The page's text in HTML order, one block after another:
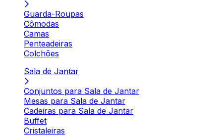
Guarda-Roupas
Cômodas
Camas
Penteadeiras
Colchões
Sala de Jantar
Conjuntos para Sala de Jantar
Mesas para Sala de Jantar
Cadeiras para Sala de Jantar
Buffet
Cristaleiras